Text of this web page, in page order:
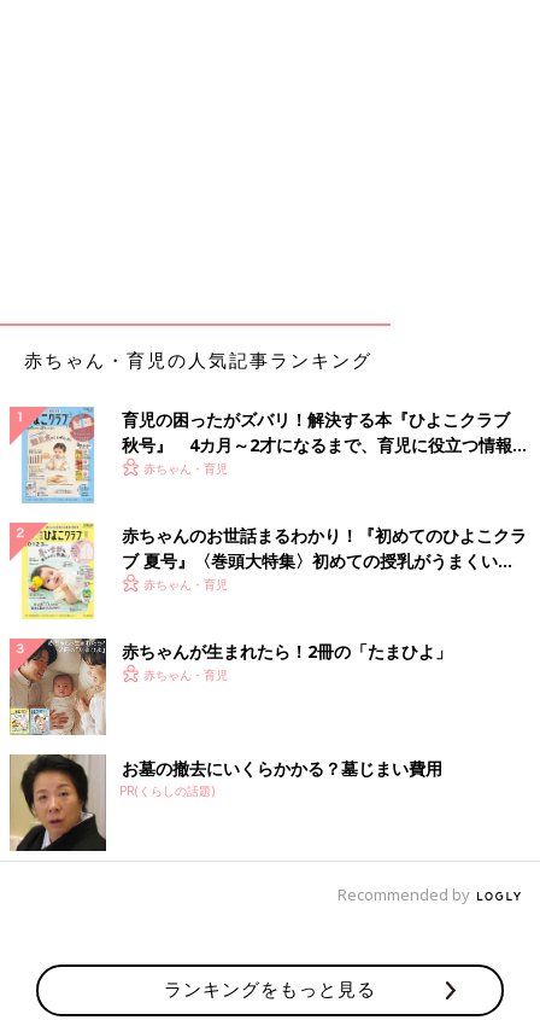
赤ちゃん・育児の人気記事ランキング
育児の困ったがズバリ！解決する本『ひよこクラブ
秋号』 4カ月～2才になるまで、育児に役立つ情報が
いっぱい！
赤ちゃん・育児
赤ちゃんのお世話まるわかり！『初めてのひよこクラ
ブ 夏号』〈巻頭大特集〉初めての授乳がうまくい
く！ おっぱい・ミルクの基本と夏のトラブル 解決テ
赤ちゃん・育児
赤ちゃんが生まれたら！2冊の「たまひよ」
赤ちゃん・育児
お墓の撤去にいくらかかる？墓じまい費用
PR(くらしの話題)
Recommended by
ランキングをもっと見る